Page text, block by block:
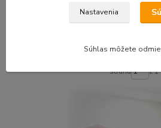
bez DPH
strana z 1
Nastavenia
Súhlas môžete